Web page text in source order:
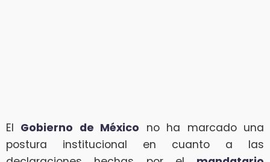
El Gobierno de México no ha marcado una
postura institucional en cuanto a las